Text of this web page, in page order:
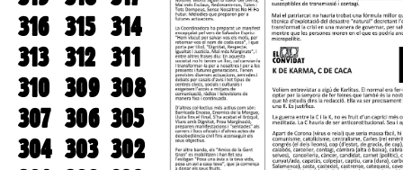
316 315 314
313 312 311
310 309 308
307 306 305
304 303 302